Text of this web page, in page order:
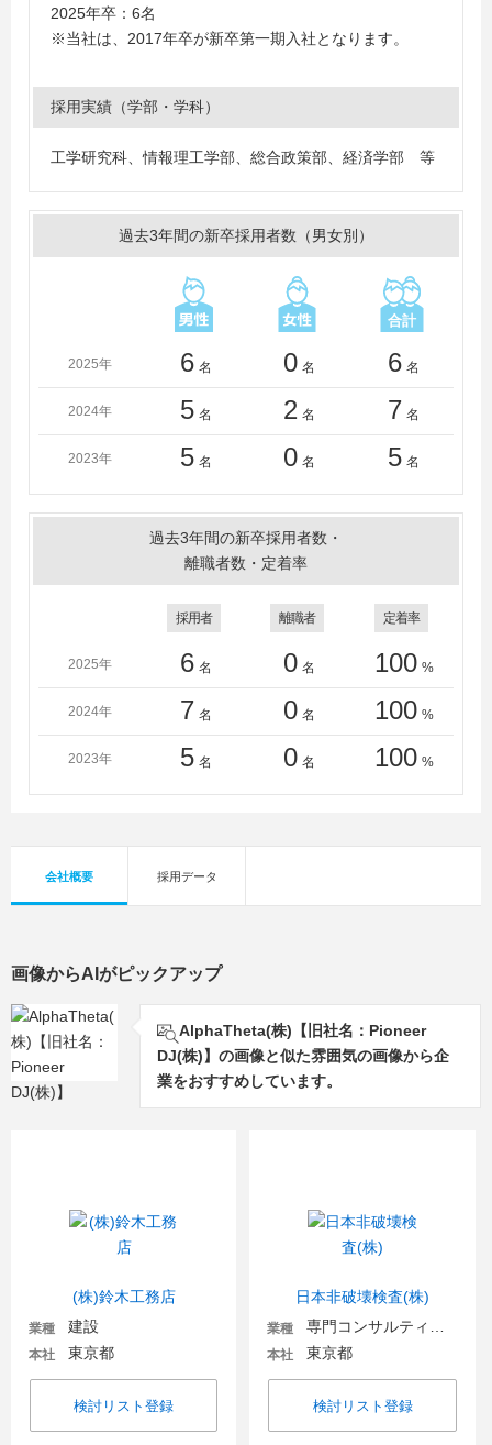
2025年卒：6名
※当社は、2017年卒が新卒第一期入社となります。
採用実績（学部・学科）
工学研究科、情報理工学部、総合政策部、経済学部 等
過去3年間の新卒採用者数（男女別）
2025年 6 名 0 名 6 名
2024年 5 名 2 名 7 名
2023年 5 名 0 名 5 名
過去3年間の新卒採用者数・
離職者数・定着率
採用者 離職者 定着率
2025年 6 名 0 名 100 %
2024年 7 名 0 名 100 %
2023年 5 名 0 名 100 %
会社概要 採用データ
画像からAIがピックアップ
AlphaTheta(株)【旧社名：Pioneer
DJ(株)】の画像と似た雰囲気の画像から企
業をおすすめしています。
(株)鈴木工務店
業種 建設
本社 東京都
検討リスト登録
日本非破壊検査(株)
業種
本社 東京都
検討リスト登録